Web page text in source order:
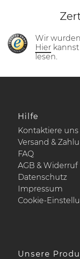
Wir
Hier
lesen.
Hilfe
Kontaktiere uns
Versand &
FAQ
AGB & Widerruf
Datenschutz
Impressum
Cookie-
Unsere